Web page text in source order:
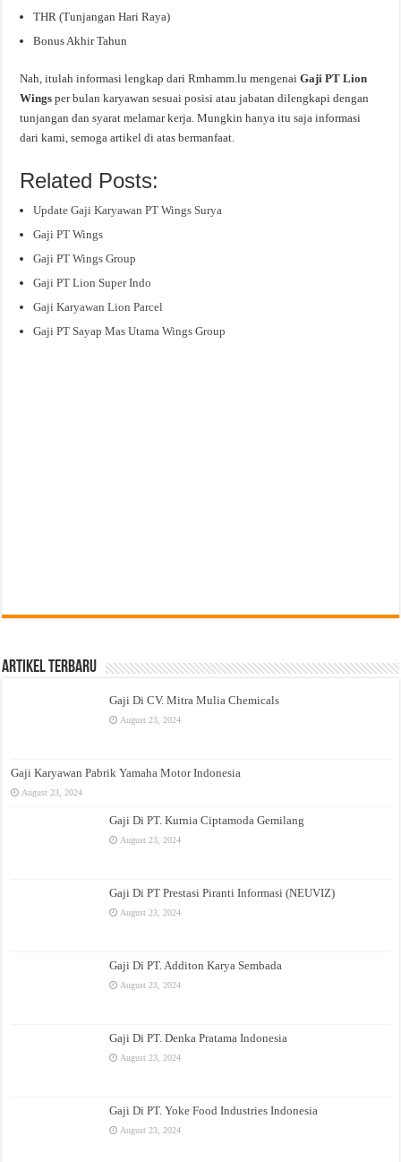
THR (Tunjangan Hari Raya)
Bonus Akhir Tahun
Nah, itulah informasi lengkap dari Rmhamm.lu mengenaiGaji PT Lion
Wingsper bulan karyawan sesuai posisi atau jabatan dilengkapi dengan
tunjangan dan syarat melamar kerja. Mungkin hanya itu saja informasi
dari kami, semoga artikel di atas bermanfaat.
Related Posts:
Update Gaji Karyawan PT Wings Surya
Gaji PT Wings
Gaji PT Wings Group
Gaji PT Lion Super Indo
Gaji Karyawan Lion Parcel
Gaji PT Sayap Mas Utama Wings Group
Artikel Terbaru
Gaji Di CV. Mitra Mulia Chemicals
August 23, 2024
Gaji Karyawan Pabrik Yamaha Motor Indonesia
August 23, 2024
Gaji Di PT. Kurnia Ciptamoda Gemilang
August 23, 2024
Gaji Di PT Prestasi Piranti Informasi (NEUVIZ)
August 23, 2024
Gaji Di PT. Additon Karya Sembada
August 23, 2024
Gaji Di PT. Denka Pratama Indonesia
August 23, 2024
Gaji Di PT. Yoke Food Industries Indonesia
August 23, 2024